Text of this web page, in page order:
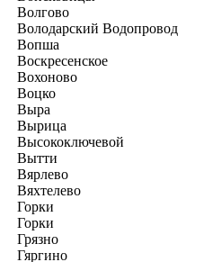
Волгово
Володарский Водопровод
Вопша
Воскресенское
Вохоново
Воцко
Выра
Вырица
Высокоключевой
Вытти
Вярлево
Вяхтелево
Горки
Горки
Грязно
Гяргино